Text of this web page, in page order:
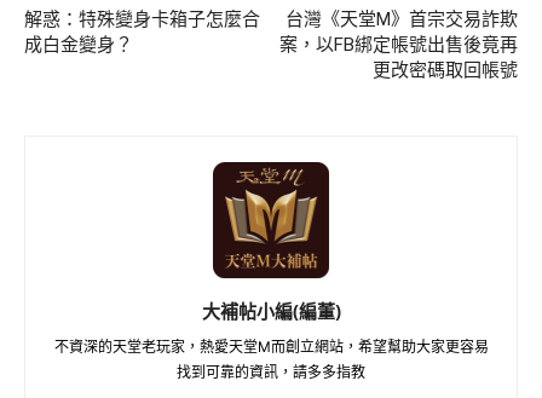
解惑：特殊變身卡箱子怎麼合
成白金變身？
台灣《天堂M》首宗交易詐欺
案，以FB綁定帳號出售後竟再
更改密碼取回帳號
大補帖小編(編董)
不資深的天堂老玩家，熱愛天堂M而創立網站，希望幫助大家更容易
找到可靠的資訊，請多多指教